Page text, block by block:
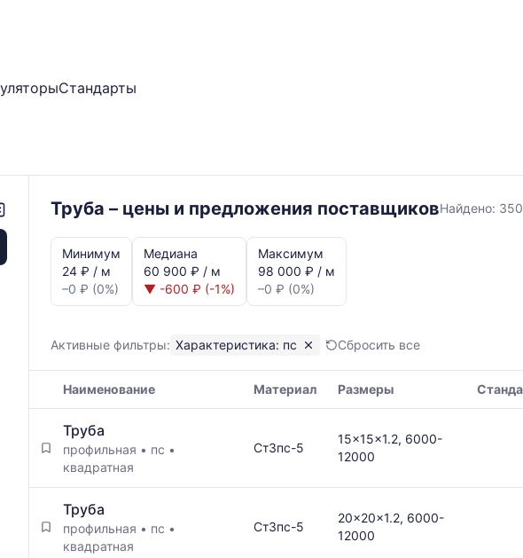
Стандарты
Труба – цены и предложения поставщиковпс
Найдено:
динамика
цен:
Труба
Показаны
минимальная,
медианная
максимальная
цена
по
данным
прайс-
поставщиков
за
последний
Минимум
24 ₽ / м
–0 ₽ (0%)
Медиана
60 900 ₽ / м
▼ -600 ₽ (-1%)
Максимум
98 000 ₽ / м
–0 ₽ (0%)
Активные фильтры: Характеристика: пс Сбросить все
на
металлопрокат
с
указанием
ГОСТ,
размеров
Наименование Материал Размеры
Труба
профильная • пс •
квадратная
Ст3пс-5
15x15x1.2, 6000-
12000
Труба
профильная • пс •
квадратная
Ст3пс-5
20x20x1.2, 6000-
12000